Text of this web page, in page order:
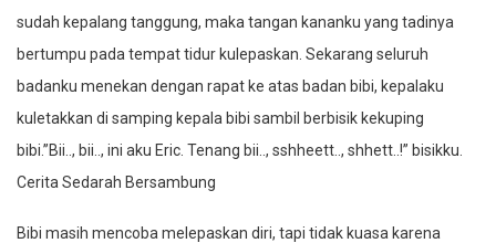
sudah kepalang tanggung, maka tangan kananku yang tadinya
bertumpu pada tempat tidur kulepaskan. Sekarang seluruh
badanku menekan dengan rapat ke atas badan bibi, kepalaku
kuletakkan di samping kepala bibi sambil berbisik kekuping
bibi.”Bii.., bii.., ini aku Eric. Tenang bii.., sshheett.., shhett..!” bisikku.
Cerita Sedarah Bersambung
Bibi masih mencoba melepaskan diri, tapi tidak kuasa karena